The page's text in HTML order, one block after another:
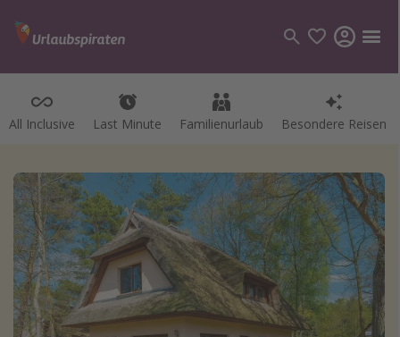
All Inclusive Last Minute Familienurlaub Besondere Reisen
Kategorien
Hotel
Pauschalreisen
Kreuzfahrten
Reiseziele